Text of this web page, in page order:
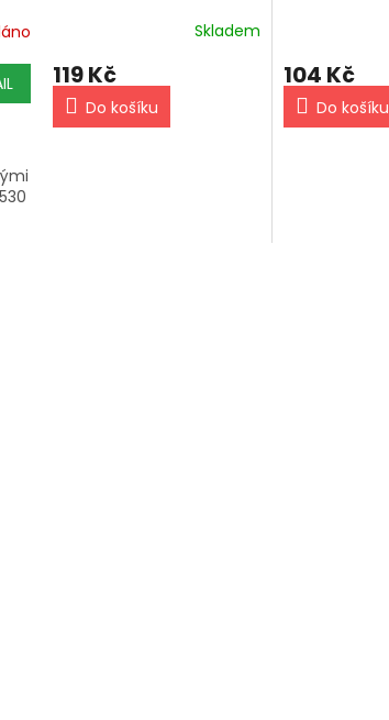
Skladem
119 Kč
Do košíku
104 Kč
Do košíku